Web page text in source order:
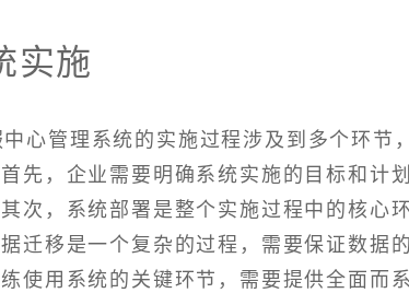
实施
心管理系统的实施过程涉及到多个环节
先，企业需要明确系统实施的目标和计
次，系统部署是整个实施过程中的核心
迁移是一个复杂的过程，需要保证数据
使用系统的关键环节，需要提供全面而